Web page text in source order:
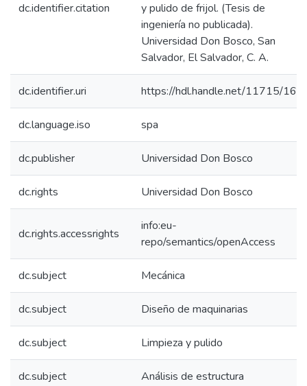
dc.identifier.citation
y pulido de frijol. (Tesis de
ingeniería no publicada).
Universidad Don Bosco, San
Salvador, El Salvador, C. A.
dc.identifier.uri https://hdl.handle.net/11715/
dc.language.iso spa
dc.publisher Universidad Don Bosco
dc.rights Universidad Don Bosco
dc.rights.accessrights
info:eu-
repo/semantics/openAccess
dc.subject Mecánica
dc.subject Diseño de maquinarias
dc.subject Limpieza y pulido
dc.subject Análisis de estructura